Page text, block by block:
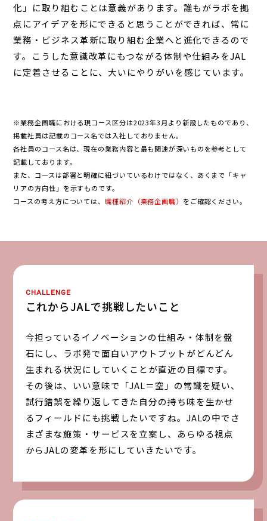
化」に取り組むことは意義があります。誰もがラボを拠
点にアイデアを形にできると思うことができれば、常に
業務・ビジネス革新に取り組む企業へと進化できるので
す。こうした意識改革にもつながる体制や仕組みをJAL
に定着させることに、大いにやりがいを感じています。
※業務企画職における現コース区分は2023年3月より新設したものであり、
掲載社員は記載のコース名では入社しておりません。
各社員のコース名は、現在の業務内容と最も関連が深いものを参考として
記載しております。
また、コースは部署と明確に紐づいているわけではなく、あくまで「キャ
リアの方向性」を示すものです。
コースの考え方については、職種紹介（業務企画職） をご確認ください。
CHALLENGE
これからJALで挑戦したいこと
今担っているイノベーションの仕組み・体制を盤
石にし、ラボ発で面白いアウトプットがどんどん
生まれる状況にしていくことが直近の目標です。
その後は、いい意味で「JAL＝空」の常識を疑い、
試行錯誤を繰り返してきた自分の持ち味を生かせ
るフィールドにも挑戦したいですね。JALの中でさ
まざまな施策・サービスを立案し、あらゆる視点
からJALの変革を形にしていきたいです。